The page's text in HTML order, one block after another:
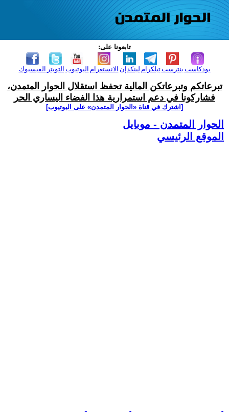
تابعونا على:
الفيسبوك التويتر اليوتيوب الانستغرام لينكدإن تيلكرامبنترست بودكاست
تبرعاتكم وتبرعاتكن المالية تحفظ استقلال الحوار المتمدن،
فشاركونا في دعم استمرارية هذا الفضاء اليساري الحر
[اشترك في قناة ‫«الحوار المتمدن» على اليوتيوب]
الحوار المتمدن - موبايل
الموقع الرئيسي